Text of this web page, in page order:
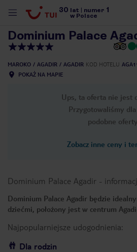
30 lat numer 1
w Polsce
Dominium Palace
MAROKO AGADIR AGADIR KOD HOTELU
POKAŻ NA MAPIE
Ups, ta oferta nie jest
Przygotowaliśmy
podobne
Zobacz inne ceny i
Dominium Palace Agadir -
Dominium Palace Agadir będzie
dziećmi, położony jest w centrum
Najpopularniejsze udogodnienia:
Dla rodzin